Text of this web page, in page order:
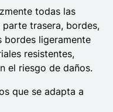
todas las
trasera, bordes,
bordes ligeramente
resistentes,
el riesgo de daños.
que se adapta a